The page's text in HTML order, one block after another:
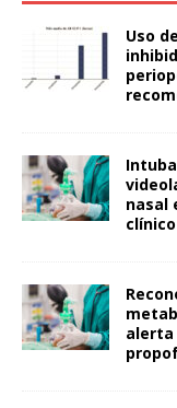
Uso
nasal
clínico
alerta